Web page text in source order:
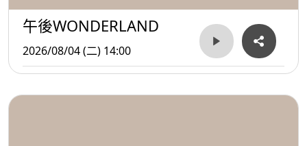
午後WONDERLAND
2026/08/04 (二) 14:00